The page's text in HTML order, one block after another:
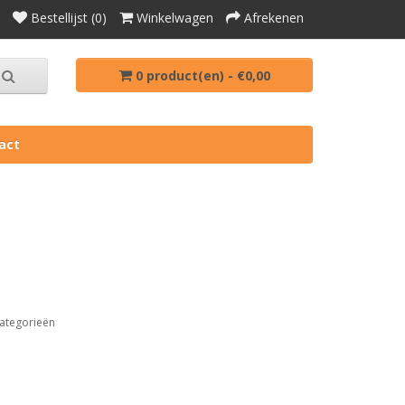
Bestellijst (0) Winkelwagen Afrekenen
0 product(en) - €0,00